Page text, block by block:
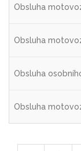
Obsluha
Obsluha
Obsluha
Obsluha